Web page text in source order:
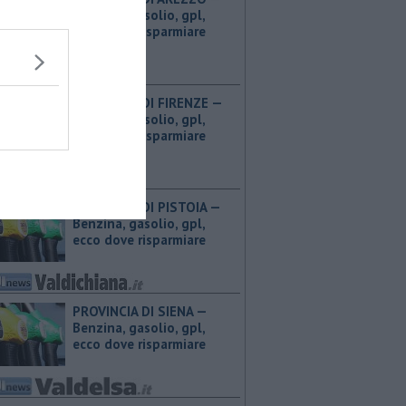
Benzina, gasolio, gpl,
ecco dove risparmiare
PROVINCIA DI FIRENZE — ​
Benzina, gasolio, gpl,
ecco dove risparmiare
PROVINCIA DI PISTOIA — ​
Benzina, gasolio, gpl,
ecco dove risparmiare
PROVINCIA DI SIENA — ​
Benzina, gasolio, gpl,
ecco dove risparmiare